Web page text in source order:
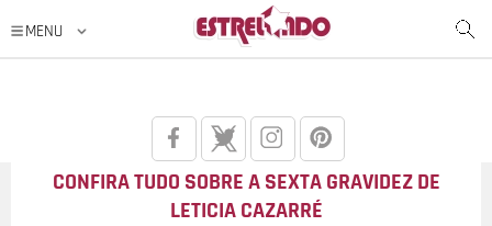
CONFIRA TUDO SOBRE A SEXTA GRAVIDEZ DE
LETICIA CAZARRÉ